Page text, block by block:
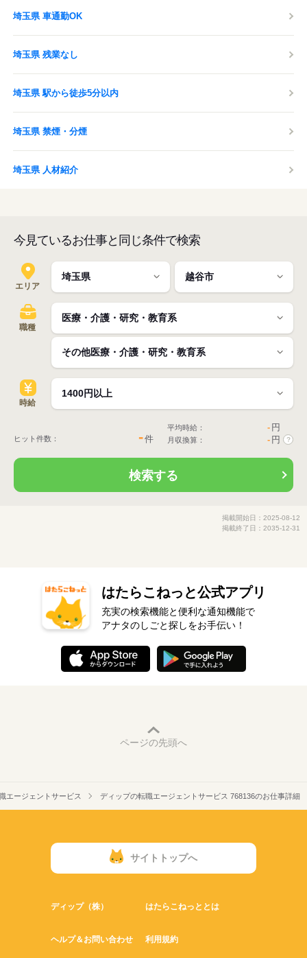
埼玉県 車通勤OK
埼玉県 残業なし
埼玉県 駅から徒歩5分以内
埼玉県 禁煙・分煙
埼玉県 人材紹介
今見ているお仕事と同じ条件で検索
エリア
職種
時給
ヒット件数： -件
平均時給： - 円
月収換算： - 円 ?
検索する
掲載開始日：2025-08-12
掲載終了日：2035-12-31
はたらこねっと公式アプリ
充実の検索機能と便利な通知機能で
アナタのしごと探しをお手伝い！
ページの先頭へ
エージェントサービス ディップの転職エージェントサービス 768136のお仕事詳細
サイトトップへ
ディップ（株） はたらこねっととは
ヘルプ＆お問い合わせ 利用規約